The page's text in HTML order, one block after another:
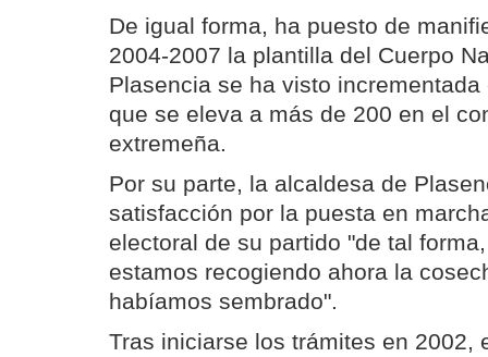
De igual forma, ha puesto de
2004-2007 la plantilla del Cuerpo
Plasencia se ha visto
que se eleva a más de 200 en el
extremeña.
Por su parte, la alcaldesa de
satisfacción por la puesta en
electoral de su partido "de tal
estamos recogiendo ahora la
habíamos sembrado".
Tras iniciarse los trámites en 2002,